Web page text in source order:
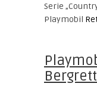
Serie
Playmobil